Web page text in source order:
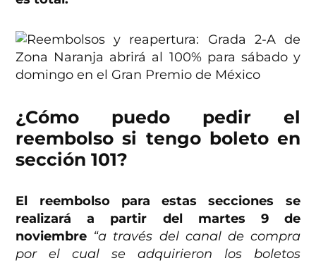
¿Cómo puedo pedir el
reembolso si tengo boleto en
sección 101?
El reembolso para estas secciones se
realizará a partir del martes 9 de
noviembre “a través del canal de compra
por el cual se adquirieron los boletos